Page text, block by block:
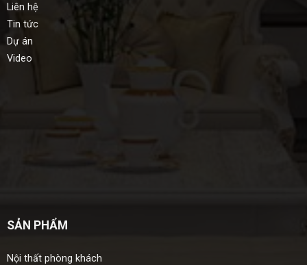
Liên hệ
Tin tức
Dự án
Video
SẢN PHẨM
Nội thất phòng khách